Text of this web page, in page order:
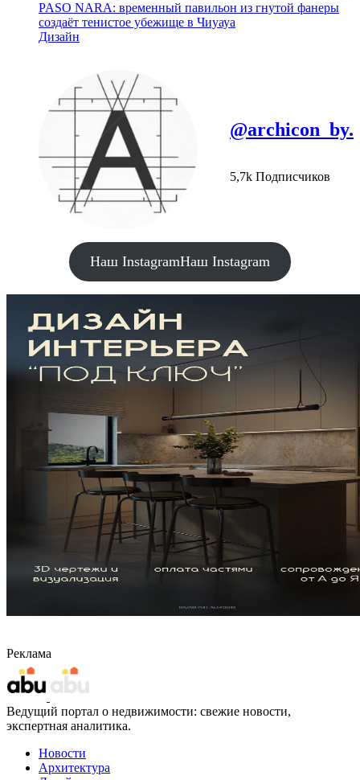
PASO NARA: временный павильон из гнутой фанеры
создаёт тенистое убежище в Чиуауа
Дизайн
@archicon_by.
5,7k Подписчиков
Наш InstagramНаш Instagram
Реклама
Ведущий портал о недвижимости: свежие новости,
экспертная аналитика.
Новости
Архитектура